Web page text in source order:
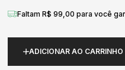
ADICIONAR AO CARRINHO
Faltam R$ 99,00 para você